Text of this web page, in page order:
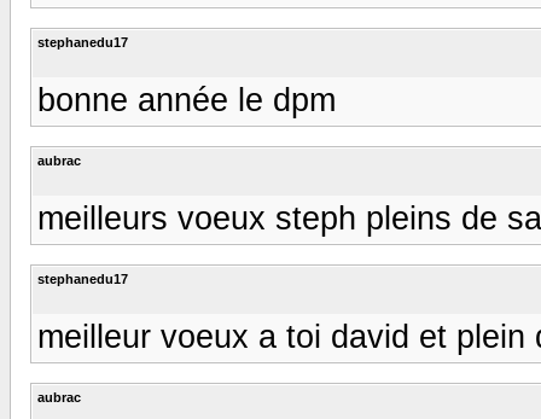
stephanedu17
bonne année le dpm
aubrac
meilleurs voeux steph pleins de
stephanedu17
meilleur voeux a toi david et
aubrac